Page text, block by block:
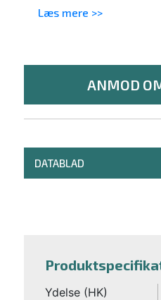
Læs mere >>
ANMOD
DATABLAD
Ydelse (HK)